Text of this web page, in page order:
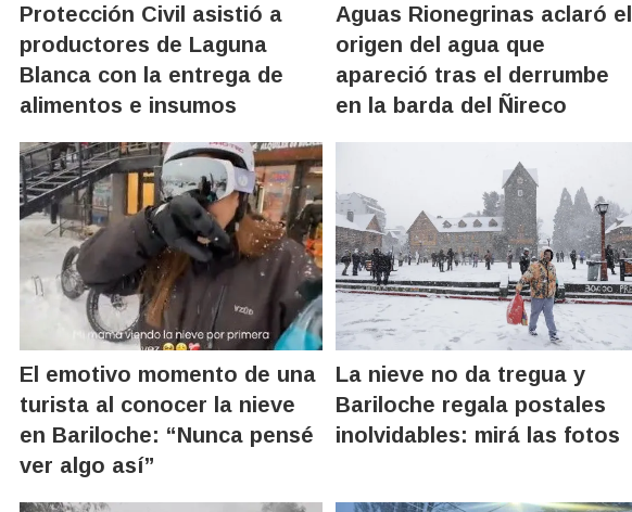
Protección Civil asistió a
productores de Laguna
Blanca con la entrega de
alimentos e insumos
Aguas Rionegrinas aclaró el
origen del agua que
apareció tras el derrumbe
en la barda del Ñireco
El emotivo momento de una
turista al conocer la nieve
en Bariloche: “Nunca pensé
ver algo así”
La nieve no da tregua y
Bariloche regala postales
inolvidables: mirá las fotos